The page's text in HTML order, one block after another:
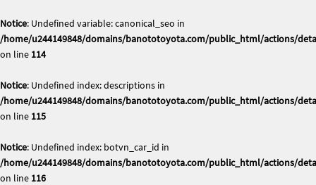
Notice: Undefined variable: canonical_seo in
/home/u244149848/domains/banototoyota.com/public_html/actions/
on line 114
Notice: Undefined index: descriptions in
/home/u244149848/domains/banototoyota.com/public_html/actions/
on line 115
Notice: Undefined index: botvn_car_id in
/home/u244149848/domains/banototoyota.com/public_html/actions/
on line 116